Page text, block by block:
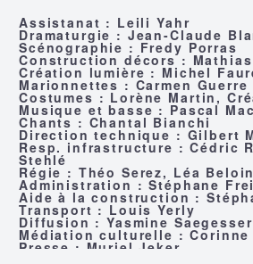
Assistanat : Leili Yahr
Dramaturgie : Jean-Claude
Scénographie : Fredy Porras
Construction décors :
Création lumière : Michel
Marionnettes : Carmen Guerre
Costumes : Lorène Martin,
Musique et basse : Pascal
Chants : Chantal Bianchi
Direction technique : Gilbert
Resp. infrastructure : Cédric
Stehlé
Régie : Théo Serez, Léa Beloin
Administration : Stéphane
Aide à la construction :
Transport : Louis Yerly
Diffusion : Yasmine Saegesser
Médiation culturelle : Corinne
Presse : Muriel Jeker